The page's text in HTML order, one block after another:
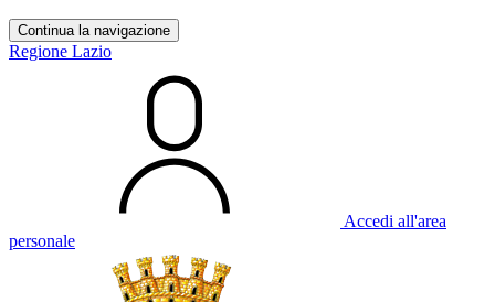
Continua la navigazione
Regione Lazio
Accedi all'area
personale